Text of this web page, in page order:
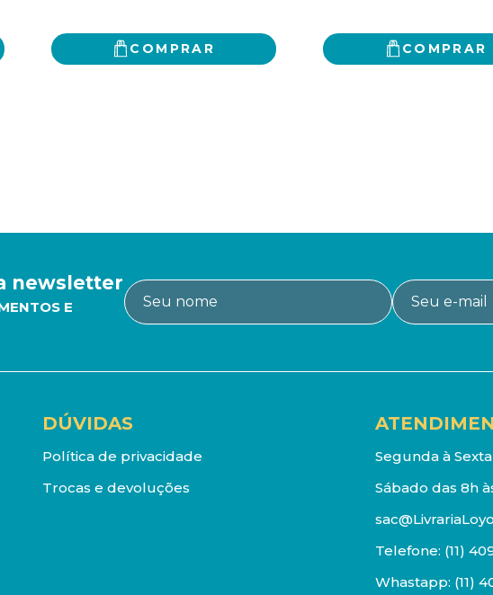
COMPRAR COMPRAR
newsletter
E
DÚVIDAS
Política de privacidade
Trocas e devoluções
Segunda à
Sábado das 8h
Telefone: (11)
Whastapp: (11)